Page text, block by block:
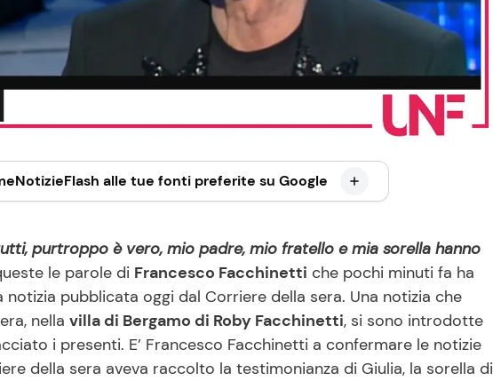
alle tue fonti preferite su Google
purtroppo è vero, mio padre, mio fratello e mia sorella hanno
le parole di Francesco Facchinetti che pochi minuti fa ha
pubblicata oggi dal Corriere della sera. Una notizia che
nella villa di Bergamo di Roby Facchinetti, si sono introdotte
i presenti. E’ Francesco Facchinetti a confermare le notizie
della sera aveva raccolto la testimonianza di Giulia, la sorella di